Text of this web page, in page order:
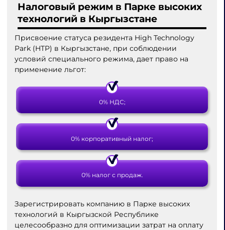
Налоговый режим в Парке высоких
технологий в Кыргызстане
Присвоение статуса резидента High Technology
Park (HTP) в Кыргызстане, при соблюдении
условий специального режима, дает право на
применение льгот:
0% НДС;
0% корпоративный налог;
0% налог с продаж.
Зарегистрировать компанию в Парке высоких
технологий в Кыргызской Республике
целесообразно для оптимизации затрат на оплату